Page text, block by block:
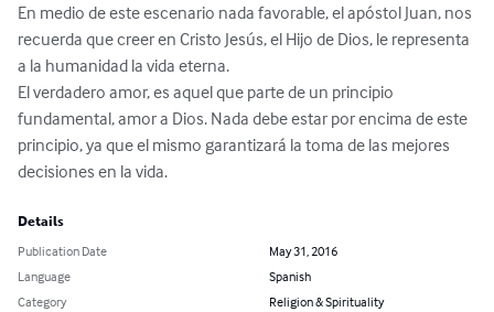
En medio de este escenario nada favorable, el apóstol Juan, nos
recuerda que creer en Cristo Jesús, el Hijo de Dios, le representa
a la humanidad la vida eterna.
El verdadero amor, es aquel que parte de un principio
fundamental, amor a Dios. Nada debe estar por encima de este
principio, ya que el mismo garantizará la toma de las mejores
decisiones en la vida.
Details
Publication Date
May 31, 2016
Language
Spanish
Category
Religion & Spirituality